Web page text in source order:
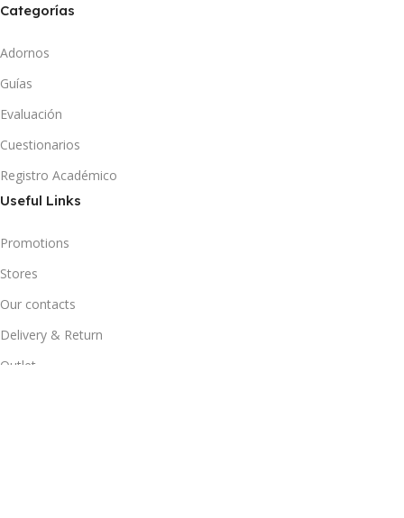
Categorías
Adornos
Guías
Evaluación
Cuestionarios
Registro Académico
Useful Links
Promotions
Stores
Our contacts
Delivery & Return
Outlet